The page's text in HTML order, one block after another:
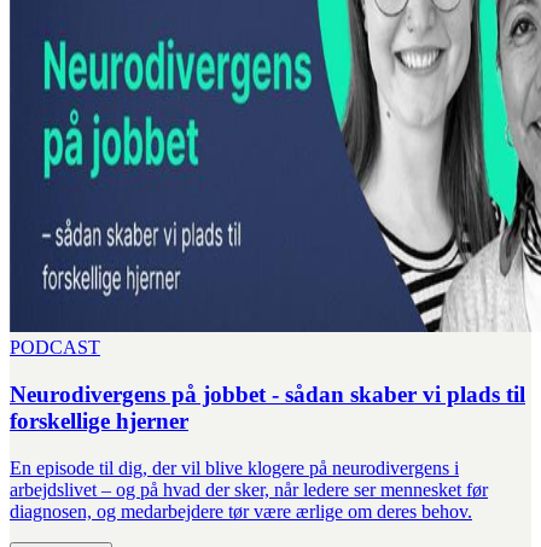
PODCAST
Neurodivergens på jobbet - sådan skaber vi plads til
forskellige hjerner
En episode til dig, der vil blive klogere på neurodivergens i
arbejdslivet – og på hvad der sker, når ledere ser mennesket før
diagnosen, og medarbejdere tør være ærlige om deres behov.